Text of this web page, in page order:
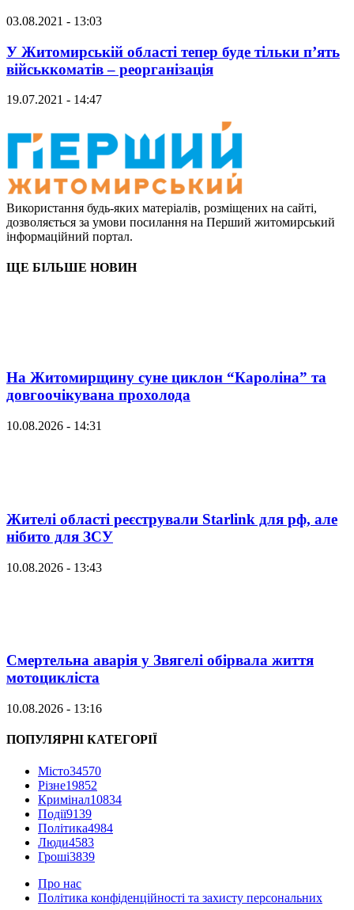
03.08.2021 - 13:03
У Житомирській області тепер буде тільки п’ять
військкоматів – реорганізація
19.07.2021 - 14:47
Використання будь-яких матеріалів, розміщених на сайті,
дозволяється за умови посилання на Перший житомирський
інформаційний портал.
ЩЕ БІЛЬШЕ НОВИН
На Житомирщину суне циклон “Кароліна” та
довгоочікувана прохолода
10.08.2026 - 14:31
Жителі області реєстрували Starlink для рф, але
нібито для ЗСУ
10.08.2026 - 13:43
Смертельна аварія у Звягелі обірвала життя
мотоцикліста
10.08.2026 - 13:16
ПОПУЛЯРНІ КАТЕГОРІЇ
Місто34570
Різне19852
Кримінал10834
Події9139
Політика4984
Люди4583
Гроші3839
Про нас
Політика конфіденційності та захисту персональних